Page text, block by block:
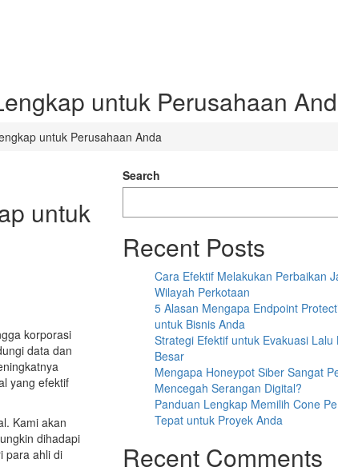
untuk Perusahaan
untuk Perusahaan Anda
untuk
korporasi
data dan
yang efektif
Kami akan
dihadapi
para ahli di
Search
Recent Posts
Cara Efektif Melakukan Perbaikan
Wilayah Perkotaan
5 Alasan Mengapa Endpoint
untuk Bisnis Anda
Strategi Efektif untuk Evakuasi Lalu
Besar
Mengapa Honeypot Siber Sangat
Mencegah Serangan Digital?
Panduan Lengkap Memilih Cone
Tepat untuk Proyek Anda
Recent Comments